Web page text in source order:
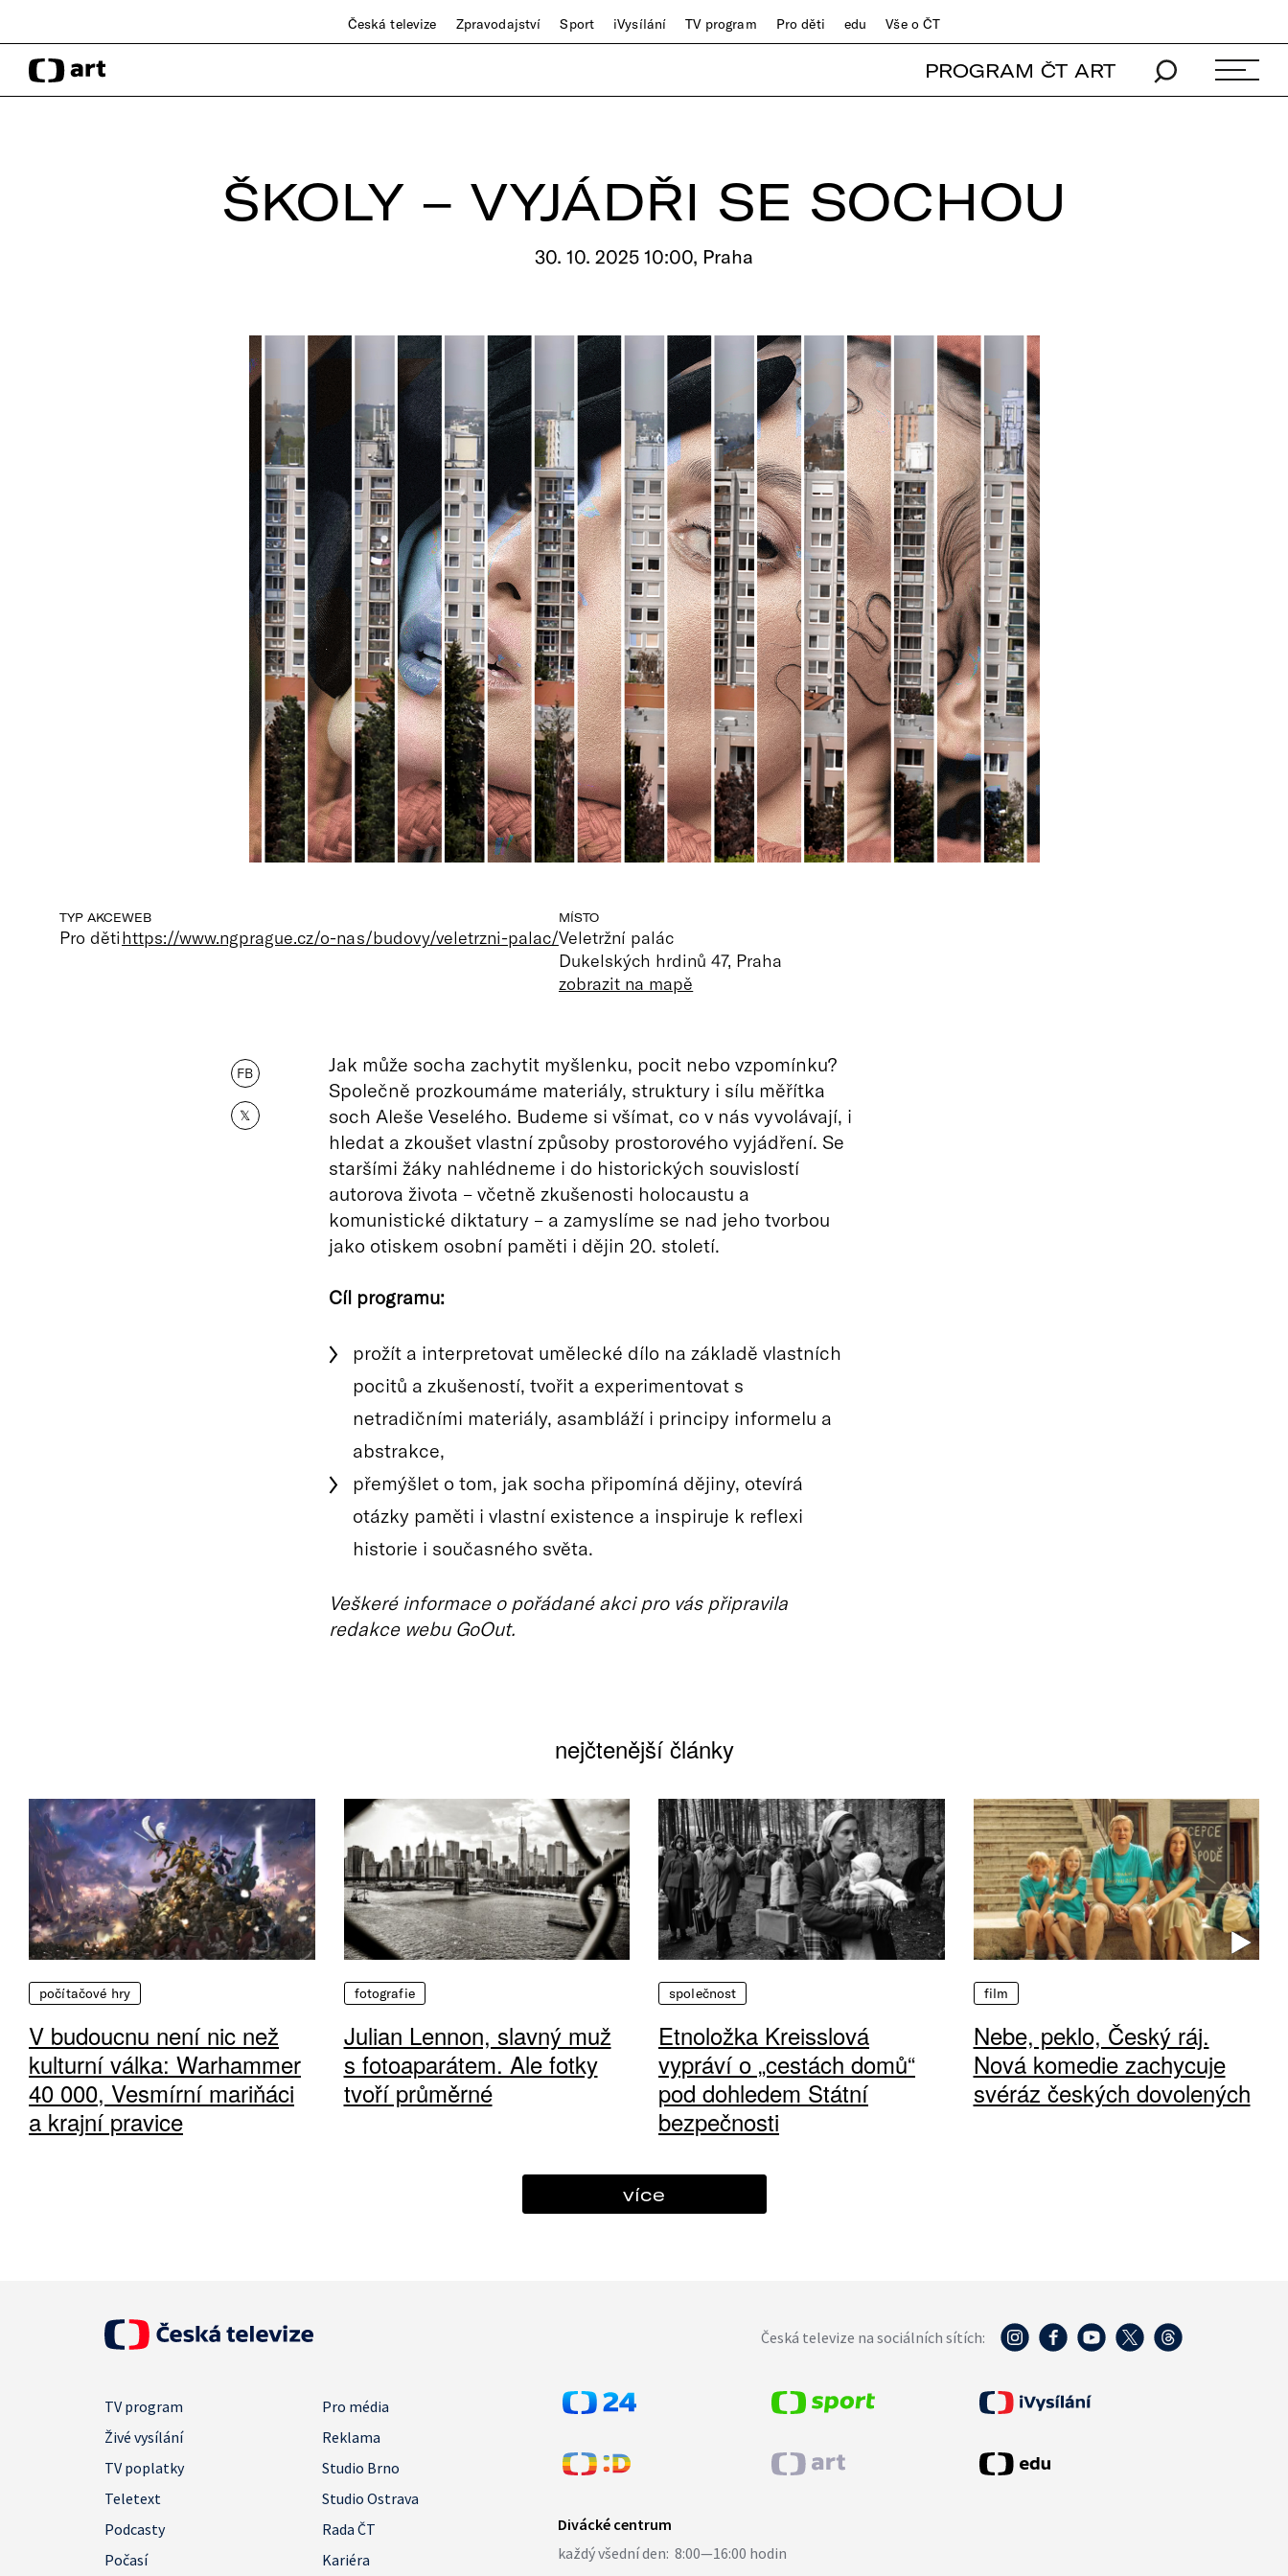
Česká televize Zpravodajství Sport iVysílání TV program Pro děti edu Vše o ČT
PROGRAM ČT ART
ŠKOLY – VYJÁDŘI SE SOCHOU
30. 10. 2025 10:00, Praha
TYP AKCE
Pro děti
WEB
https://www.ngprague.cz/o-nas/budovy/veletrzni-palac/
MÍSTO
Veletržní palác
Dukelských hrdinů 47, Praha
zobrazit na mapě
FB
𝕏
Jak může socha zachytit myšlenku, pocit nebo vzpomínku?
Společně prozkoumáme materiály, struktury i sílu měřítka
soch Aleše Veselého. Budeme si všímat, co v nás vyvolávají, i
hledat a zkoušet vlastní způsoby prostorového vyjádření. Se
staršími žáky nahlédneme i do historických souvislostí
autorova života – včetně zkušenosti holocaustu a
komunistické diktatury – a zamyslíme se nad jeho tvorbou
jako otiskem osobní paměti i dějin 20. století.
Cíl programu:
prožít a interpretovat umělecké dílo na základě vlastních
pocitů a zkušeností, tvořit a experimentovat s
netradičními materiály, asambláží i principy informelu a
abstrakce,
přemýšlet o tom, jak socha připomíná dějiny, otevírá
otázky paměti i vlastní existence a inspiruje k reflexi
historie i současného světa.
Veškeré informace o pořádané akci pro vás připravila
redakce webu GoOut.
nejčtenější články
počítačové hry
V budoucnu není nic než
kulturní válka: Warhammer
40 000, Vesmírní mariňáci
a krajní pravice
fotografie
Julian Lennon, slavný muž
s fotoaparátem. Ale fotky
tvoří průměrné
společnost
Etnoložka Kreisslová
vypráví o „cestách domů“
pod dohledem Státní
bezpečnosti
film
Nebe, peklo, Český ráj.
Nová komedie zachycuje
svéráz českých dovolených
více
Česká televize na sociálních sítích:
TV program
Pro média
Živé vysílání
Reklama
TV poplatky
Studio Brno
Teletext
Studio Ostrava
Podcasty
Rada ČT
Počasí
Kariéra